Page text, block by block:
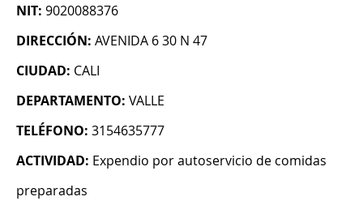
NIT: 9020088376
DIRECCIÓN: AVENIDA 6 30 N 47
CIUDAD: CALI
DEPARTAMENTO: VALLE
TELÉFONO: 3154635777
ACTIVIDAD: Expendio por autoservicio de comidas
preparadas